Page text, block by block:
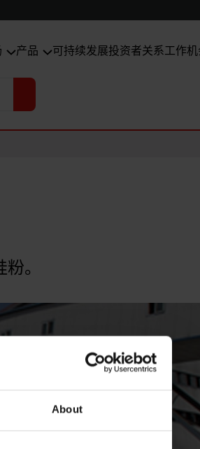
About
产品 可持续发展投资者关系工作
。